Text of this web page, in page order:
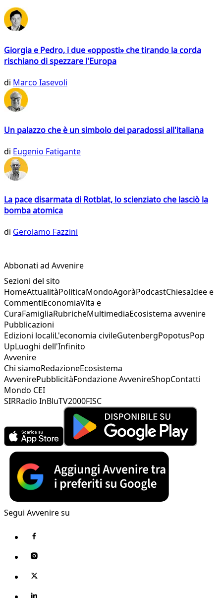
Giorgia e Pedro, i due «opposti» che tirando la corda
rischiano di spezzare l'Europa
di Marco Iasevoli
Un palazzo che è un simbolo dei paradossi all'italiana
di Eugenio Fatigante
La pace disarmata di Rotblat, lo scienziato che lasciò la
bomba atomica
di Gerolamo Fazzini
Abbonati ad Avvenire
Sezioni del sito
HomeAttualitàPoliticaMondoAgoràPodcastChiesaIdee e
CommentiEconomiaVita e
CuraFamigliaRubricheMultimediaEcosistema avvenire
Pubblicazioni
Edizioni localiL'economia civileGutenbergPopotusPop
UpLuoghi dell'Infinito
Avvenire
Chi siamoRedazioneEcosistema
AvvenirePubblicitàFondazione AvvenireShopContatti
Mondo CEI
SIRRadio InBluTV2000FISC
Segui Avvenire su